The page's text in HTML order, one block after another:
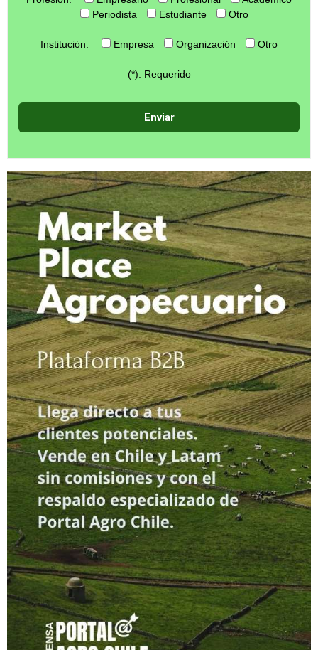
Periodista
Estudiante Otro
Institución: Empresa Organización Otro
(*): Requerido